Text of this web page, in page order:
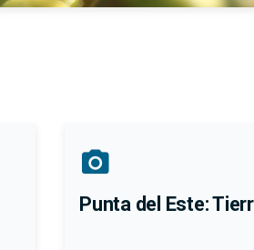
photo_camera
Punta del Este: